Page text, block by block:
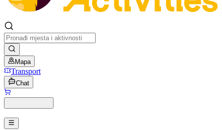
Mapa
Transport
Chat